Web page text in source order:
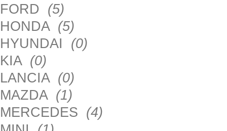
FORD (5)
HONDA (5)
HYUNDAI (0)
KIA (0)
LANCIA (0)
MAZDA (1)
MERCEDES (4)